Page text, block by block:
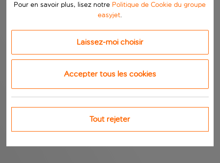
Pour en savoir plus, lisez notre Politique de Cookie du groupe
easyjet.
Laissez-moi choisir
Accepter tous les cookies
Tout rejeter